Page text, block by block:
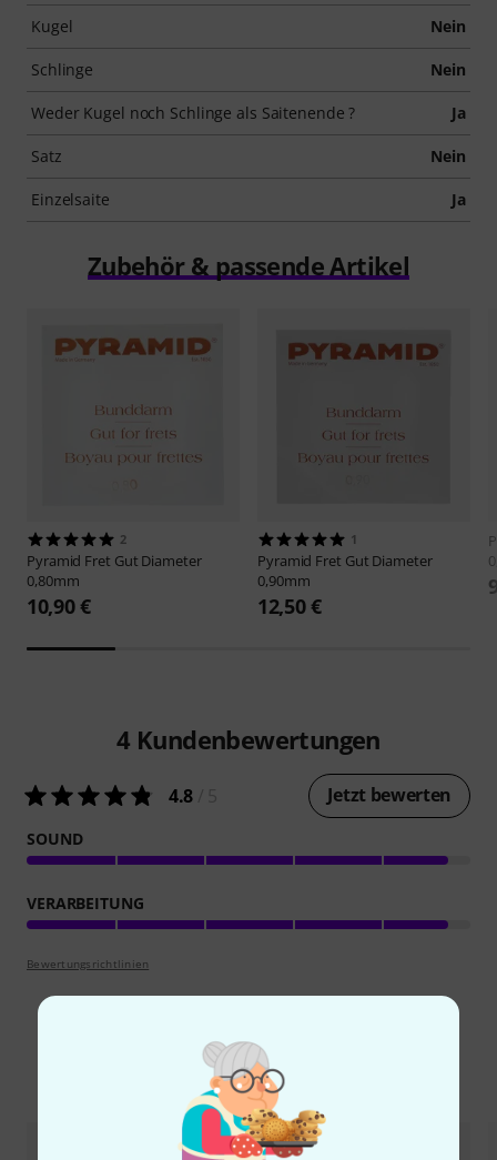
Kugel Nein
Schlinge Nein
Weder Kugel noch Schlinge als Saitenende ? Ja
Satz Nein
Einzelsaite Ja
Zubehör & passende Artikel
2
Pyramid Fret Gut Diameter
0,80mm
10,90 €
1
Pyramid Fret Gut Diameter
0,90mm
12,50 €
4 Kundenbewertungen
4.8 Jetzt bewerten
SOUND
VERARBEITUNG
Bewertungsrichtlinien
Alternativen vergleichen